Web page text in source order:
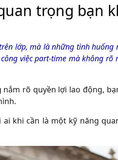
trọng bạn
lớp, mà là những tình
việc part-time mà không rõ
rõ quyền lợi lao động,
khi cần là một kỹ năng